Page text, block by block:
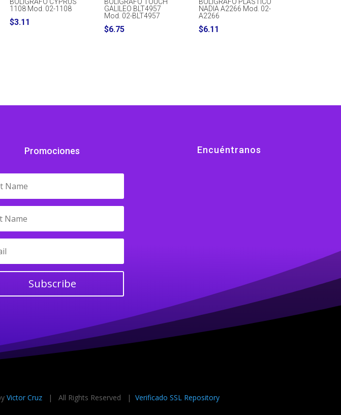
1108 Mod. 02-1108
$3.11
GALILEO BLT4957
Mod. 02-BLT4957
$6.75
NADIA A2266 Mod. 02-
A2266
$6.11
Promociones
Subscribe
Encuéntranos
Victor Cruz | All Rights Reserved |Verificado SSL Repository